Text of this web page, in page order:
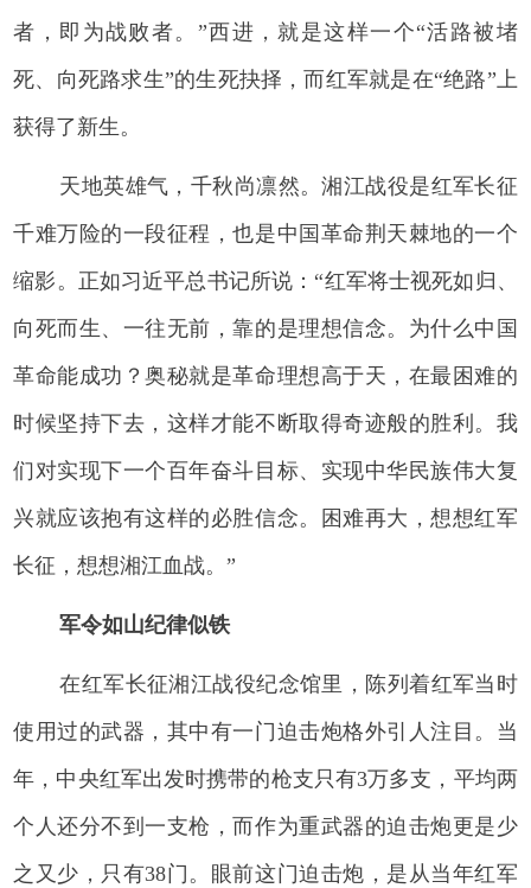
者，即为战败者。”西进，就是这样一个“活路被堵
死、向死路求生”的生死抉择，而红军就是在“绝路”上
获得了新生。
天地英雄气，千秋尚凛然。湘江战役是红军长征
千难万险的一段征程，也是中国革命荆天棘地的一个
缩影。正如习近平总书记所说：“红军将士视死如归、
向死而生、一往无前，靠的是理想信念。为什么中国
革命能成功？奥秘就是革命理想高于天，在最困难的
时候坚持下去，这样才能不断取得奇迹般的胜利。我
们对实现下一个百年奋斗目标、实现中华民族伟大复
兴就应该抱有这样的必胜信念。困难再大，想想红军
长征，想想湘江血战。”
军令如山纪律似铁
在红军长征湘江战役纪念馆里，陈列着红军当时
使用过的武器，其中有一门迫击炮格外引人注目。当
年，中央红军出发时携带的枪支只有3万多支，平均两
个人还分不到一支枪，而作为重武器的迫击炮更是少
之又少，只有38门。眼前这门迫击炮，是从当年红军